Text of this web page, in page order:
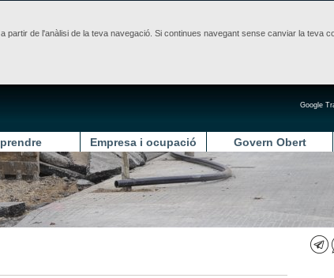
de l'anàlisi de la teva navegació. Si continues navegant sense canviar la teva
Google
Empresa i ocupació Govern Obert